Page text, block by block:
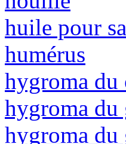
huile pour
humérus
hygroma du
hygroma du
hygroma du